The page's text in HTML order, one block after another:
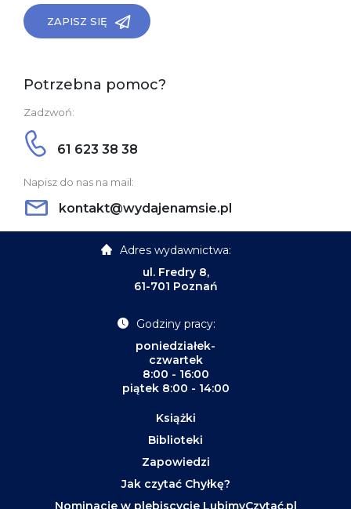
ZAPISZ SIĘ
Potrzebna pomoc?
Zadzwoń:
61 623 38 38
Napisz do nas na mail:
kontakt@wydajenamsie.pl
Adres wydawnictwa:
ul. Fredry 8,
61-701 Poznań
Godziny pracy:
poniedziałek-
czwartek
8:00 - 16:00
piątek 8:00 - 14:00
Książki
Biblioteki
Zapowiedzi
Jak czytać Chyłkę?
Nominacje w plebiscycie LubimyCzytać.pl